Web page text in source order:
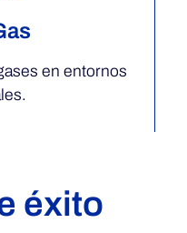
en entornos
éxito